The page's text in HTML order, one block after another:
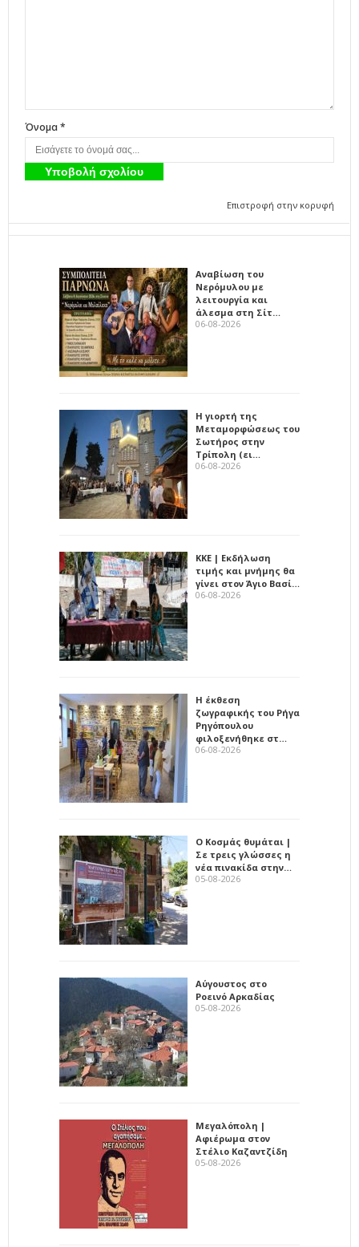
Όνομα *
Επιστροφή στην κορυφή
Αναβίωση του
Νερόμυλου με
λειτουργία και
άλεσμα στη Σίτ…
06-08-2026
Η γιορτή της
Μεταμορφώσεως του
Σωτήρος στην
Τρίπολη (ει…
06-08-2026
ΚΚΕ | Εκδήλωση
τιμής και μνήμης θα
γίνει στον Άγιο Βασί…
06-08-2026
Η έκθεση
ζωγραφικής του Ρήγα
Ρηγόπουλου
φιλοξενήθηκε στ…
06-08-2026
Ο Κοσμάς θυμάται |
Σε τρεις γλώσσες η
νέα πινακίδα στην…
05-08-2026
Αύγουστος στο
Ροεινό Αρκαδίας
05-08-2026
Μεγαλόπολη |
Αφιέρωμα στον
Στέλιο Καζαντζίδη
05-08-2026